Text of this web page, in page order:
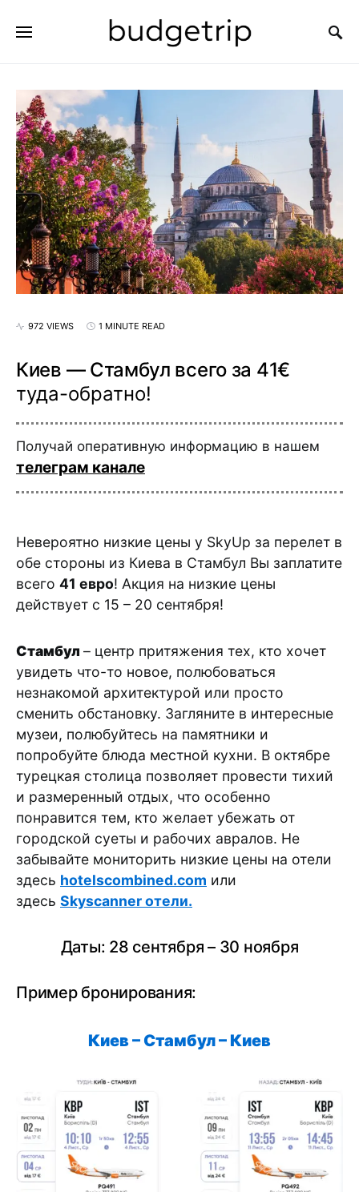
972 VIEWS 1 MINUTE READ
Киев — Стамбул всего за 41€
туда-обратно!
Получай оперативную информацию в нашем
телеграм канале
Невероятно низкие цены у SkyUp за перелет в
обе стороны из Киева в Стамбул Вы заплатите
всего 41 евро! Акция на низкие цены
действует с 15 – 20 сентября!
Стамбул – центр притяжения тех, кто хочет
увидеть что-то новое, полюбоваться
незнакомой архитектурой или просто
сменить обстановку. Загляните в интересные
музеи, полюбуйтесь на памятники и
попробуйте блюда местной кухни. В октябре
турецкая столица позволяет провести тихий
и размеренный отдых, что особенно
понравится тем, кто желает убежать от
городской суеты и рабочих авралов. Не
забывайте мониторить низкие цены на отели
здесь hotelscombined.com или
здесь Skyscanner отели.
Даты: 28 сентября – 30 ноября
Пример бронирования:
Киев – Стамбул – Киев